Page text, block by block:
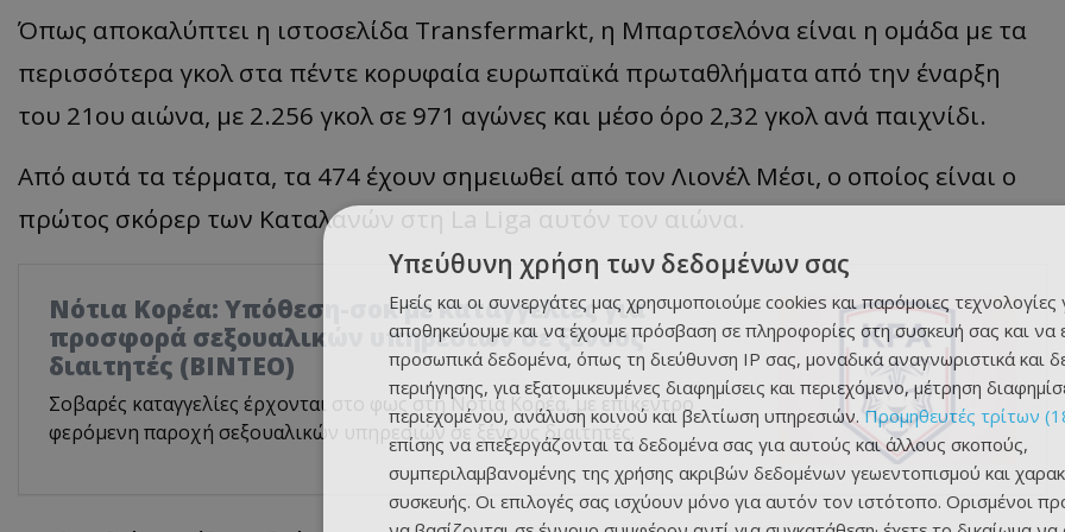
Όπως αποκαλύπτει η ιστοσελίδα Transfermarkt, η Μπαρτσελόνα είναι η ομάδα με τα
περισσότερα γκολ στα πέντε κορυφαία ευρωπαϊκά πρωταθλήματα από την έναρξη
του 21ου αιώνα, με 2.256 γκολ σε 971 αγώνες και μέσο όρο 2,32 γκολ ανά παιχνίδι.
Από αυτά τα τέρματα, τα 474 έχουν σημειωθεί από τον Λιονέλ Μέσι, ο οποίος είναι ο
πρώτος σκόρερ των Καταλανών στη La Liga αυτόν τον αιώνα.
Νότια Κορέα: Υπόθεση-σοκ με καταγγελίες για
προσφορά σεξουαλικών υπηρεσιών σε ξένους
διαιτητές (BINTEO)
Σοβαρές καταγγελίες έρχονται στο φως στη Νότια Κορέα, με επίκεντρο
φερόμενη παροχή σεξουαλικών υπηρεσιών σε ξένους διαιτητές.
Υπεύθυνη χρήση των δεδομένων σας
Εμείς και οι συνεργάτες μας χρησιμοποιούμε cookies και παρόμοιες τεχνολογίες
αποθηκεύουμε και να έχουμε πρόσβαση σε πληροφορίες στη συσκευή σας και να
προσωπικά δεδομένα, όπως τη διεύθυνση IP σας, μοναδικά αναγνωριστικά και
περιήγησης, για εξατομικευμένες διαφημίσεις και περιεχόμενο, μέτρηση
περιεχομένου, ανάλυση κοινού και βελτίωση υπηρεσιών.Προμηθευτές τρίτων
επίσης να επεξεργάζονται τα δεδομένα σας για αυτούς και άλλους σκοπούς,
συμπεριλαμβανομένης της χρήσης ακριβών δεδομένων γεωεντοπισμού και
συσκευής. Οι επιλογές σας ισχύουν μόνο για αυτόν τον ιστότοπο. Ορισμένοι